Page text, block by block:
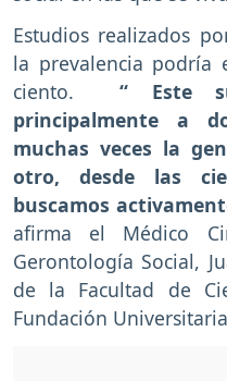
Estudios realizados
la prevalencia podría
ciento.
“ Este
principalmente a
muchas veces la
otro, desde las
buscamos
afirma el Médico
Gerontología Social,
de la Facultad de
Fundación